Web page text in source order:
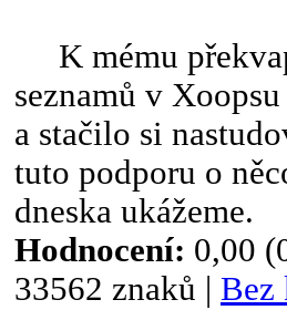
K mému
seznamů v
a stačilo si
tuto podporu o
dneska ukážeme.
Hodnocení: 0,00
33562 znaků | Bez